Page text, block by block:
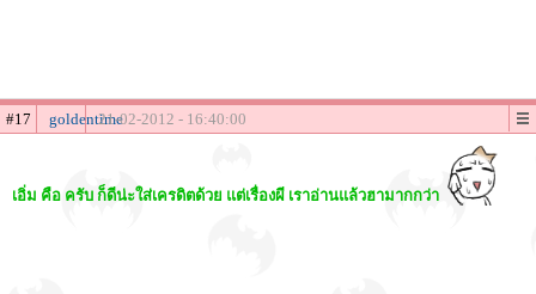
#17 goldentime21-02-2012 - 16:40:00
เอิ่ม คือ ครับ ก็ดีน่ะใส่เครดิตด้วย แต่เรื่องผี เราอ่านแล้วฮามากกว่า